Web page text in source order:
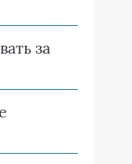
за